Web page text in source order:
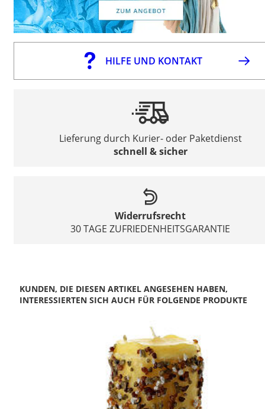
HILFE UND KONTAKT
Lieferung durch Kurier- oder Paketdienst
schnell & sicher
Widerrufsrecht
30 TAGE ZUFRIEDENHEITSGARANTIE
KUNDEN, DIE DIESEN ARTIKEL ANGESEHEN HABEN,
INTERESSIERTEN SICH AUCH FÜR FOLGENDE PRODUKTE